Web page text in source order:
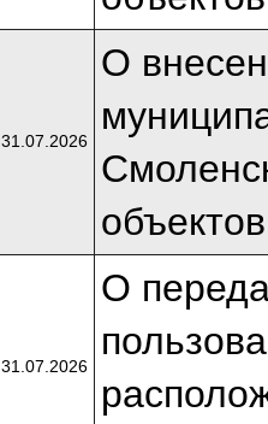
31.07.2026
О
31.07.2026
О